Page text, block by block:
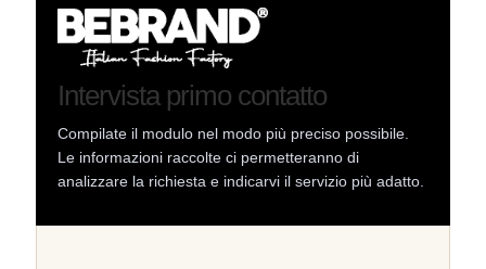
Intervista primo contatto
Compilate il modulo nel modo più preciso possibile.
Le informazioni raccolte ci permetteranno di
analizzare la richiesta e indicarvi il servizio più adatto.